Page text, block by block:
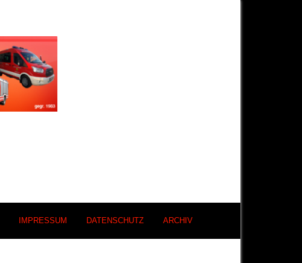
IMPRESSUM DATENSCHUTZ ARCHIV